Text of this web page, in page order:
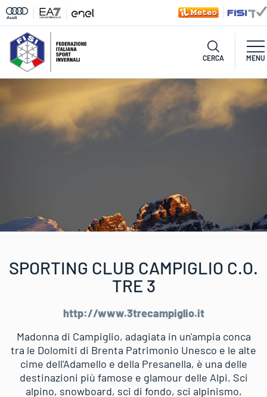
CERCA MENU
SPORTING CLUB CAMPIGLIO C.O.
TRE 3
http://www.3trecampiglio.it
Madonna di Campiglio, adagiata in un'ampia conca
tra le Dolomiti di Brenta Patrimonio Unesco e le alte
cime dell'Adamello e della Presanella, è una delle
destinazioni più famose e glamour delle Alpi. Sci
alpino, snowboard, sci di fondo, sci alpinismo,